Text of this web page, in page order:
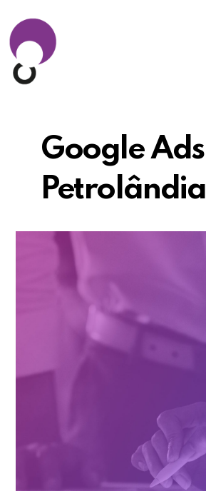
Google Ads
Petrolândia